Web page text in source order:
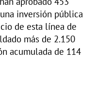
inversión pública
de esta línea de
más de 2.150
acumulada de 114